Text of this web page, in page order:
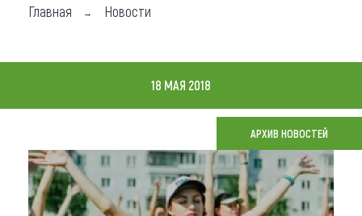
Чем заняться
Где остановиться
Новости
Что привезти (сувениры)
Главная Новости
18 МАЯ 2018
АРХИВ НОВОСТЕЙ